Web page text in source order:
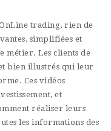
trading, rien de
simplifiées et
métier. Les clients de
bien illustrés qui leur
Ces vidéos
et
réaliser leurs
les informations des